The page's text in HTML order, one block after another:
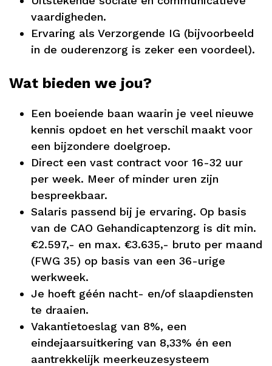
vaardigheden.
Ervaring als Verzorgende IG (bijvoorbeeld
in de ouderenzorg is zeker een voordeel).
Wat bieden we jou?
Een boeiende baan waarin je veel nieuwe
kennis opdoet en het verschil maakt voor
een bijzondere doelgroep.
Direct een vast contract voor 16-32 uur
per week. Meer of minder uren zijn
bespreekbaar.
Salaris passend bij je ervaring. Op basis
van de CAO Gehandicaptenzorg is dit min.
€2.597,- en max. €3.635,- bruto per maand
(FWG 35) op basis van een 36-urige
werkweek.
Je hoeft géén nacht- en/of slaapdiensten
te draaien.
Vakantietoeslag van 8%, een
eindejaarsuitkering van 8,33% én een
aantrekkelijk meerkeuzesysteem